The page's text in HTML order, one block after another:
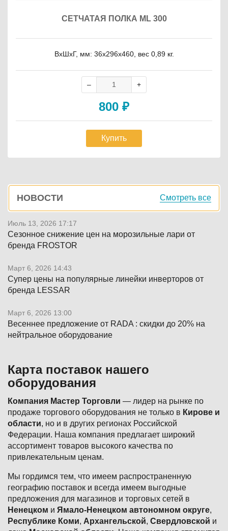
СЕТЧАТАЯ ПОЛКА ML 300
ВxШxГ, мм: 36x296x460, вес 0,89 кг.
800 ₽
Купить
Боковая
панель
НОВОСТИ Смотреть все
Июль 13, 2026 17:17
Сезонное снижение цен на морозильные лари от
бренда FROSTOR
Март 6, 2026 14:43
Супер цены на популярные линейки инверторов от
бренда LESSAR
Март 6, 2026 13:00
Весеннее предложение от RADA : скидки до 20% на
нейтральное оборудование
Карта поставок нашего
оборудования
Компания Мастер Торговли — лидер на рынке по
продаже торгового оборудования не только в Кирове и
области, но и в других регионах Российской
Федерации. Наша компания предлагает широкий
ассортимент товаров высокого качества по
привлекательным ценам.
Мы гордимся тем, что имеем распространенную
географию поставок и всегда имеем выгодные
предложения для магазинов и торговых сетей в
Ненецком и Ямало-Ненецком автономном округе,
Республике Коми, Архангельской, Свердловской и